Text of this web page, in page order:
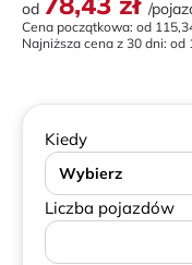
od /
Cena początkowa: od
Najniższa cena z 30 dni: od
Kiedy
Wybierz
Liczba pojazdów